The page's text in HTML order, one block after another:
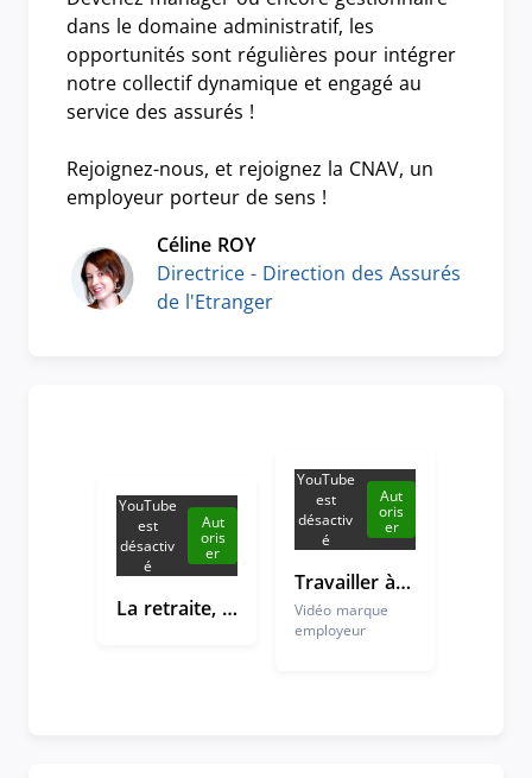
dans le domaine administratif, les
opportunités sont régulières pour intégrer
notre collectif dynamique et engagé au
service des assurés !
Rejoignez-nous, et rejoignez la CNAV, un
employeur porteur de sens !
Céline ROY
Directrice - Direction des Assurés
de l'Etranger
YouTube
est
désactiv
é
Aut
oris
er
La retraite, comment ça marche ?
YouTube
est
désactiv
é
Aut
oris
er
Travailler à l'Assurance retraite, ça donne du sens à son métier
Vidéo marque
employeur